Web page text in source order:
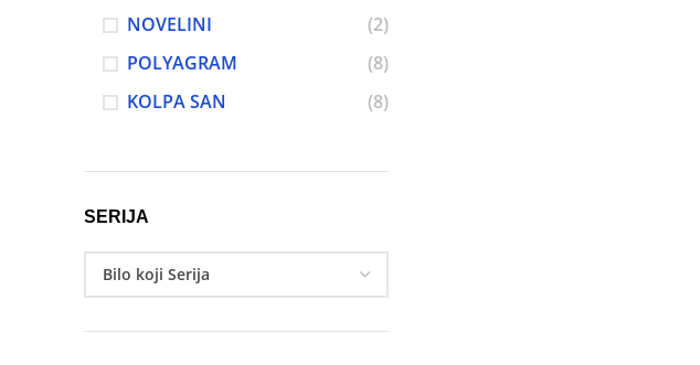
NOVELINI
(2)
POLYAGRAM
(8)
KOLPA SAN
(8)
SERIJA